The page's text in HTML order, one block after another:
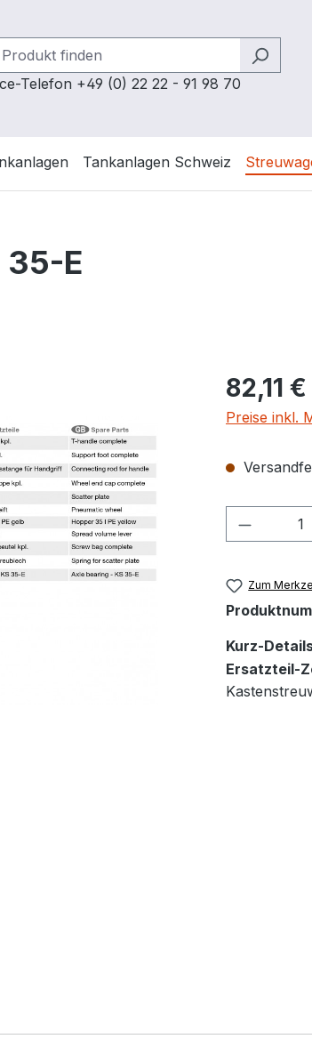
Telefon +49 (0) 22 22 - 91 98 70
Tankanlagen Schweiz
E
Regulärer
82,11 €
Preise inkl.
Zum
Kurz-
Ersatzteil-